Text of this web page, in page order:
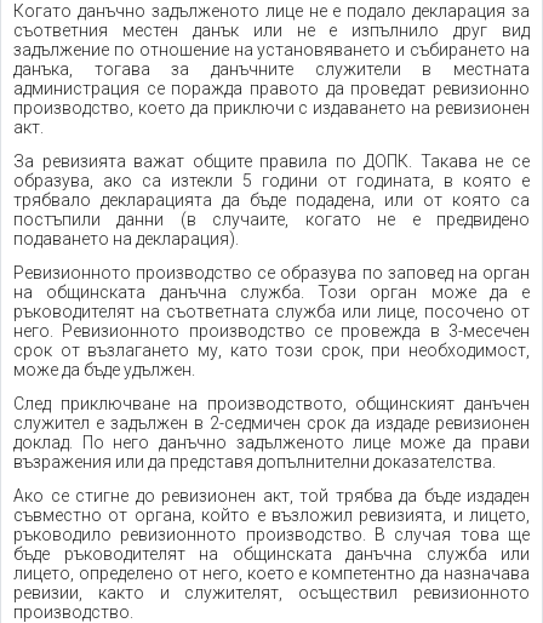
Когато данъчно задълженото лице не е подало декларация за
съответния местен данък или не е изпълнило друг вид
задължение по отношение на установяването и събирането на
данъка, тогава за данъчните служители в местната
администрация се поражда правото да проведат ревизионно
производство, което да приключи с издаването на ревизионен
акт.
За ревизията важат общите правила по ДОПК. Такава не се
образува, ако са изтекли 5 години от годината, в която е
трябвало декларацията да бъде подадена, или от която са
постъпили данни (в случаите, когато не е предвидено
подаването на декларация).
Ревизионното производство се образува по заповед на орган
на общинската данъчна служба. Този орган може да е
ръководителят на съответната служба или лице, посочено от
него. Ревизионното производство се провежда в 3-месечен
срок от възлагането му, като този срок, при необходимост,
може да бъде удължен.
След приключване на производството, общинският данъчен
служител е задължен в 2-седмичен срок да издаде ревизионен
доклад. По него данъчно задълженото лице може да прави
възражения или да представя допълнителни доказателства.
Ако се стигне до ревизионен акт, той трябва да бъде издаден
съвместно от органа, който е възложил ревизията, и лицето,
ръководило ревизионното производство. В случая това ще
бъде ръководителят на общинската данъчна служба или
лицето, определено от него, което е компетентно да назначава
ревизии, както и служителят, осъществил ревизионното
производство.